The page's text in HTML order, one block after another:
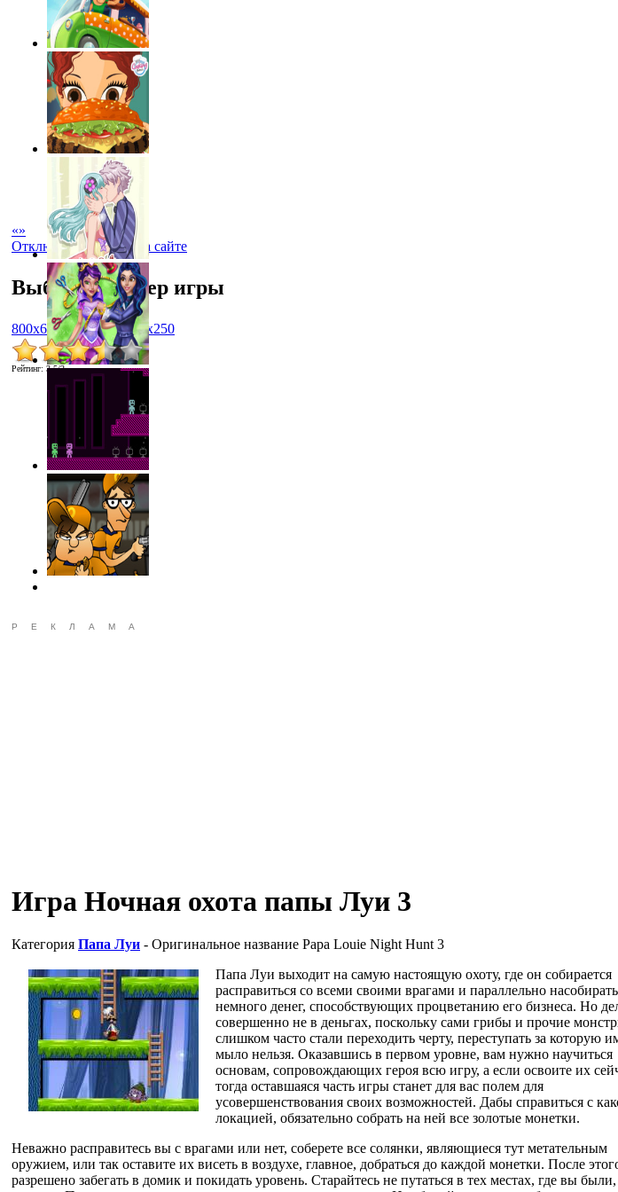
«»
Отключить рекламу на сайте
Выбрать размер игры
800x600 1024x768 450x250
Рейтинг: 3.5/2
РЕКЛАМА
Игра Ночная охота папы Луи 3
Категория Папа Луи - Оригинальное название Papa Louie Night Hunt 3
Папа Луи выходит на самую настоящую охоту, где он собирается
расправиться со всеми своими врагами и параллельно насобирать
немного денег, способствующих процветанию его бизнеса. Но
совершенно не в деньгах, поскольку сами грибы и прочие
слишком часто стали переходить черту, переступать за которую
мыло нельзя. Оказавшись в первом уровне, вам нужно научиться
основам, сопровождающих героя всю игру, а если освоите их
тогда оставшаяся часть игры станет для вас полем для
усовершенствования своих возможностей. Дабы справиться с
локацией, обязательно собрать на ней все золотые монетки.
Неважно расправитесь вы с врагами или нет, соберете все солянки, являющиеся тут метательным
оружием, или так оставите их висеть в воздухе, главное, добраться до каждой монетки. После
разрешено забегать в домик и покидать уровень. Старайтесь не путаться в тех местах, где вы были,